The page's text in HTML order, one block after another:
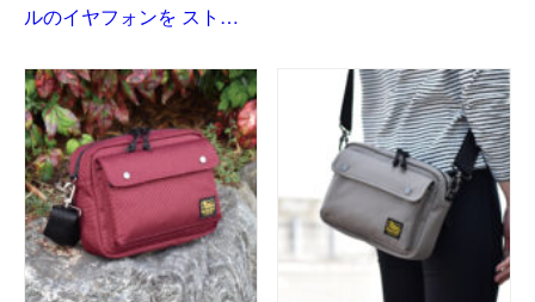
ルのイヤフォンを スト…